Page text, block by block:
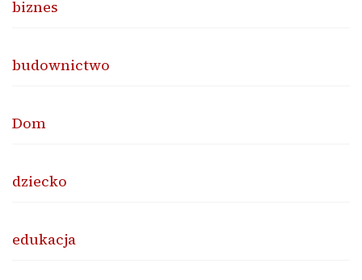
biznes
budownictwo
Dom
dziecko
edukacja